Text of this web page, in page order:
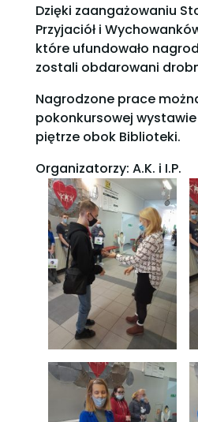
Dzięki zaangażowaniu
Przyjaciół i
które ufundowało
zostali obdarowani
Nagrodzone prace
pokonkursowej
piętrze obok Biblioteki.
Organizatorzy: A.K. i I.P.